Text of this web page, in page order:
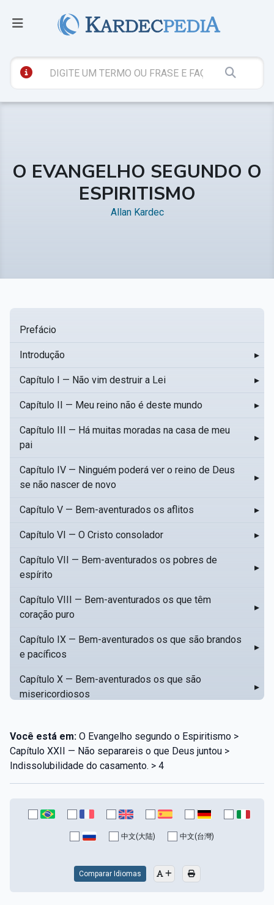
O EVANGELHO SEGUNDO O
ESPIRITISMO
Allan Kardec
Prefácio
Introdução ▸
Capítulo I — Não vim destruir a Lei ▸
Capítulo II — Meu reino não é deste mundo ▸
Capítulo III — Há muitas moradas na casa de meu
pai
▸
Capítulo IV — Ninguém poderá ver o reino de Deus
se não nascer de novo
▸
Capítulo V — Bem-aventurados os aflitos ▸
Capítulo VI — O Cristo consolador ▸
Capítulo VII — Bem-aventurados os pobres de
espírito
▸
Capítulo VIII — Bem-aventurados os que têm
coração puro
▸
Capítulo IX — Bem-aventurados os que são brandos
e pacíficos
▸
Capítulo X — Bem-aventurados os que são
misericordiosos
▸
Capítulo XII — Amai os vossos inimigos
Capítulo XIII — Não saiba a vossa mão esquerda o
que dê a vossa mão direita
Capítulo XIV — Honrai a vosso pai e a vossa mãe
Capítulo XV — Fora da caridade não há salvação
Você está em: O Evangelho segundo o Espiritismo >
Capítulo XXII — Não separareis o que Deus juntou >
Indissolubilidade do casamento. > 4
中文(大陆) 中文(台灣)
Comparar Idiomas